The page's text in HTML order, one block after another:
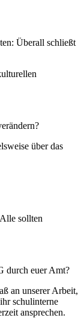
Überall schließt
über das
sollten
durch euer Amt?
an unserer Arbeit,
schulinterne
ansprechen.